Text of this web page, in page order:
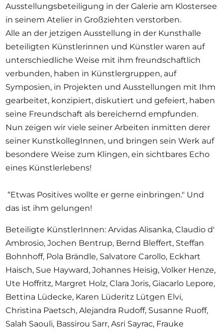
Ausstellungsbeteiligung in der Galerie am Klostersee
in seinem Atelier in Großziehten verstorben.
Alle an der jetzigen Ausstellung in der Kunsthalle
beteiligten Künstlerinnen und Künstler waren auf
unterschiedliche Weise mit ihm freundschaftlich
verbunden, haben in Künstlergruppen, auf
Symposien, in Projekten und Ausstellungen mit Ihm
gearbeitet, konzipiert, diskutiert und gefeiert, haben
seine Freundschaft als bereichernd empfunden.
Nun zeigen wir viele seiner Arbeiten inmitten derer
seiner KunstkollegInnen, und bringen sein Werk auf
besondere Weise zum Klingen, ein sichtbares Echo
eines Künstlerlebens!
“Etwas Positives wollte er gerne einbringen." Und
das ist ihm gelungen!
Beteiligte KünstlerInnen: Arvidas Alisanka, Claudio d'
Ambrosio, Jochen Bentrup, Bernd Bleffert, Steffan
Bohnhoff, Pola Brändle, Salvatore Carollo, Eckhart
Haisch, Sue Hayward, Johannes Heisig, Volker Henze,
Ute Hoffritz, Margret Holz, Clara Joris, Giacarlo Lepore,
Bettina Lüdecke, Karen Lüderitz Lütgen Elvi,
Christina Paetsch, Alejandra Rudoff, Susanne Ruoff,
Salah Saouli, Bassirou Sarr, Asri Sayrac, Frauke